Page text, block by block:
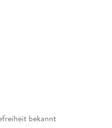
bekannt